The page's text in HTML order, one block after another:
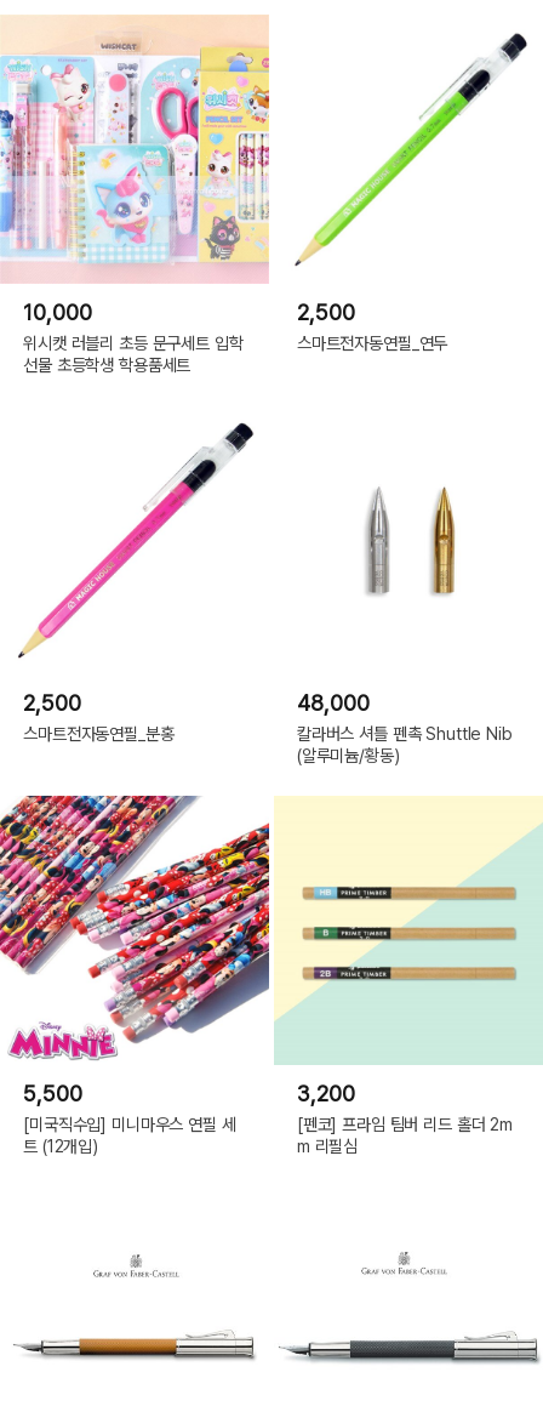
10,000
위시캣 러블리 초등 문구세트 입학
선물 초등학생 학용품세트
2,500
스마트전자동연필_연두
2,500
스마트전자동연필_분홍
48,000
칼라버스 셔틀 펜촉 Shuttle Nib
(알루미늄/황동)
5,500
[미국직수입] 미니마우스 연필 세
트 (12개입)
3,200
[펜코] 프라임 팀버 리드 홀더 2m
m 리필심